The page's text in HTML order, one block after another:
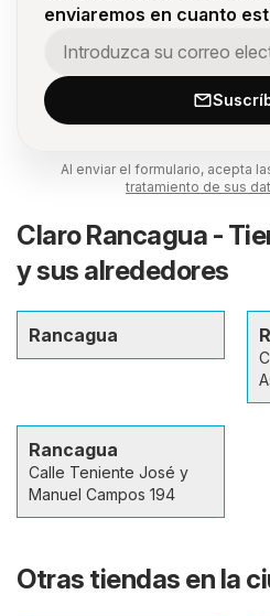
enviaremos en cuanto
Al enviar el formulario, acepta
tratamiento de sus
Claro Rancagua -
y sus alrededores
Rancagua
Rancagua
Calle Teniente José y
Manuel Campos 194
Otras tiendas en la